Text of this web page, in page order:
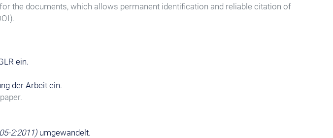
the documents, which allows permanent identification and reliable citation of
ein.
der Arbeit ein.
2:2011) umgewandelt.